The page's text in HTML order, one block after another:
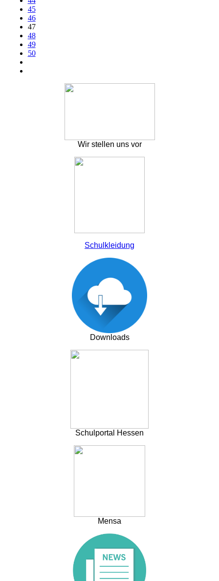
45
46
47
48
49
50
Wir stellen uns vor
Schulkleidung
Downloads
Schulportal Hessen
Mensa